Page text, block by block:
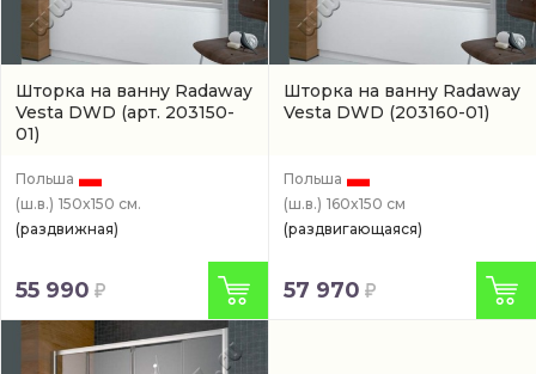
Шторка на ванну Radaway
Vesta DWD (арт. 203150-
01)
Польша
(ш.в.) 150x150 см.
(раздвижная)
55 990
Шторка на ванну Radaway
Vesta DWD (203160-01)
Польша
(ш.в.) 160x150 см
(раздвигающаяся)
57 970